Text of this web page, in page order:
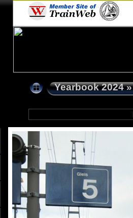
Yearbook 2024